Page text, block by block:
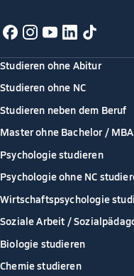
Studieren ohne Abitur
Studieren ohne NC
Studieren neben dem Beruf
Master ohne Bachelor /
Psychologie studieren
Psychologie ohne NC
Wirtschaftspsychologie
Soziale Arbeit /
Biologie studieren
Chemie studieren